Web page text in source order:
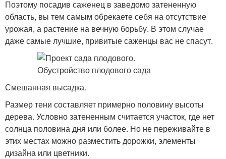
Поэтому посадив саженец в заведомо затененную
область, вы тем самым обрекаете себя на отсутствие
урожая, а растение на вечную борьбу. В этом случае
даже самые лучшие, привитые саженцы вас не спасут.
Смешанная высадка.
Размер тени составляет примерно половину высоты
дерева. Условно затененным считается участок, где нет
солнца половина дня или более. Но не переживайте в
этих местах можно разместить дорожки, элементы
дизайна или цветники.